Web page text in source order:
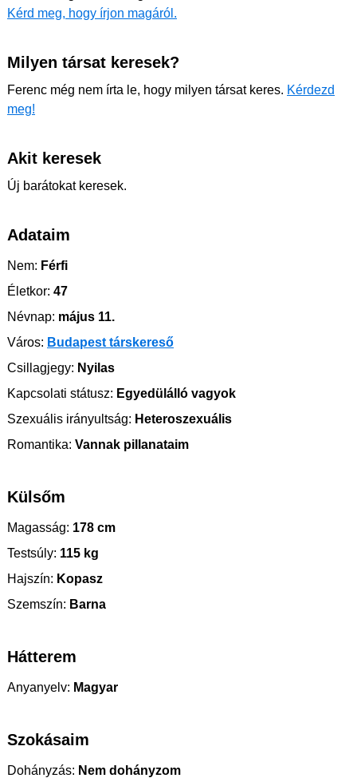
Kérd meg, hogy írjon magáról.
Milyen társat keresek?
Ferenc még nem írta le, hogy milyen társat keres. Kérdezd
meg!
Akit keresek
Új barátokat keresek.
Adataim
Nem: Férfi
Életkor: 47
Névnap: május 11.
Város: Budapest társkereső
Csillagjegy: Nyilas
Kapcsolati státusz: Egyedülálló vagyok
Szexuális irányultság: Heteroszexuális
Romantika: Vannak pillanataim
Külsőm
Magasság: 178 cm
Testsúly: 115 kg
Hajszín: Kopasz
Szemszín: Barna
Hátterem
Anyanyelv: Magyar
Szokásaim
Dohányzás: Nem dohányzom